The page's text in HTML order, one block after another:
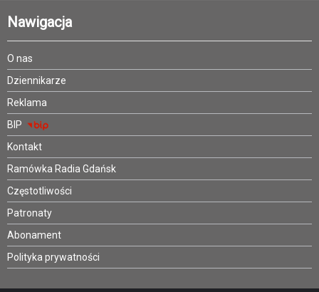
Nawigacja
O nas
Dziennikarze
Reklama
BIP
Kontakt
Ramówka Radia Gdańsk
Częstotliwości
Patronaty
Abonament
Polityka prywatności